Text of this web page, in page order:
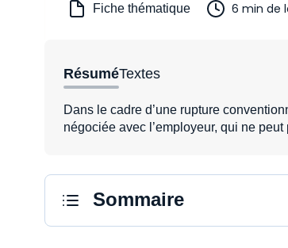
Fiche thématique 6 min de
RésuméTextes
Dans le cadre d’une rupture
négociée avec l’employeur, qui ne
Sommaire